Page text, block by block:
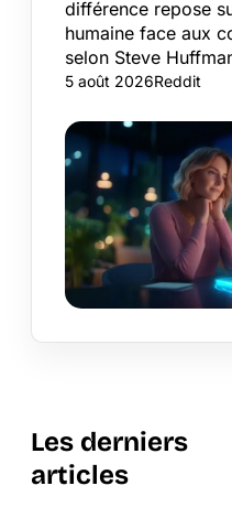
différence repose
humaine face aux
selon Steve
5 août 2026Reddit
Les derniers
articles